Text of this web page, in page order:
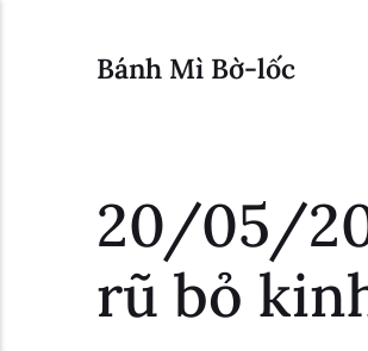
Bánh Mì Bờ-lốc
20/05/
rũ bỏ